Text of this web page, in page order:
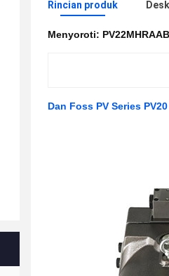
Rincian produk
Menyoroti:
Dan Foss PV Series